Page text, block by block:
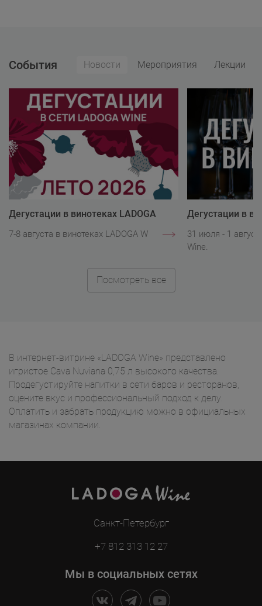
События Новости Мероприятия Лекции
Дегустации в винотеках LADOGA
7-8 августа в винотеках LADOGA Wine.
Дегустации в
31 июля - 1
Wine.
Посмотреть все
В интернет-витрине «LADOGA Wine» представлено
игристое Cava Nuviana 0,75 л высокого качества.
Продегустируйте напитки в сети баров и ресторанов,
оцените вкус и профессиональный подход к делу.
Оплатить и забрать продукцию можно в официальных
магазинах компании.
Санкт-Петербург
+7 812 313 12 27
Мы в социальных сетях